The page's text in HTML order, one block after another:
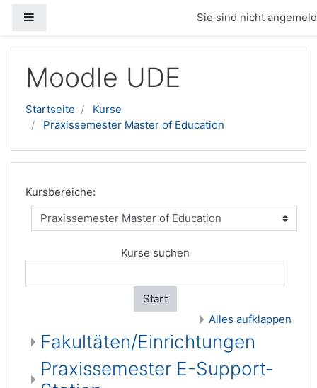
Sie sind nicht
Moodle UDE
Startseite
Kurse
Praxissemester Master of Education
Kursbereiche:
Kurse suchen
Start
Alles aufklappen
Fakultäten/Einrichtungen
Praxissemester E-Support-